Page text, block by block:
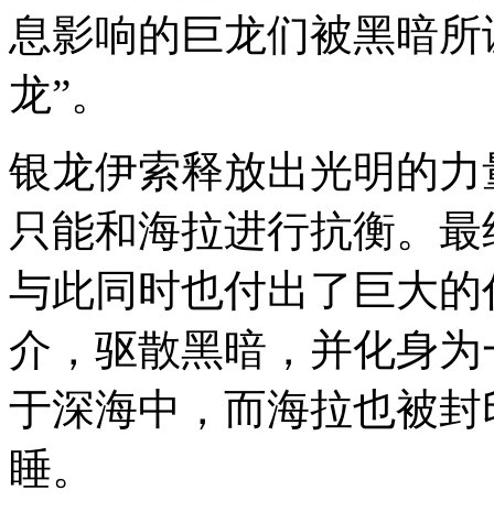
息影响的巨龙们被黑暗
龙”。
银龙伊索释放出光明的
只能和海拉进行抗衡。
与此同时也付出了巨大
介，驱散黑暗，并化身
于深海中，而海拉也被
睡。